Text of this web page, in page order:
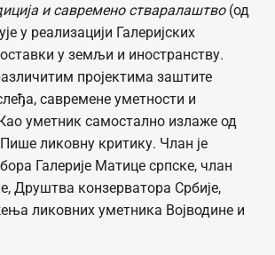
и савремено стваралаштво(од
у реализацији Галеријских
у земљи и иностранству.
пројектима заштите
савремене уметности и
уметник самостално излаже од
ликовну критику. Члан је
Галерије Матице српске, члан
Друштва конзерватора Србије,
ликовних уметника Војводине и